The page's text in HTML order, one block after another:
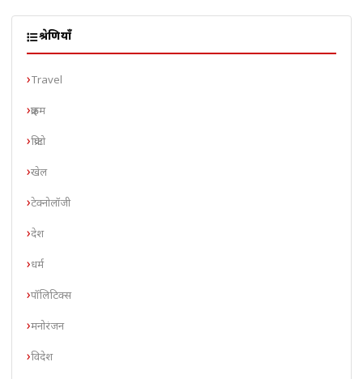
श्रेणियाँ
Travel
क्राइम
क्रिप्टो
खेल
टेक्नोलॉजी
देश
धर्म
पॉलिटिक्स
मनोरंजन
विदेश